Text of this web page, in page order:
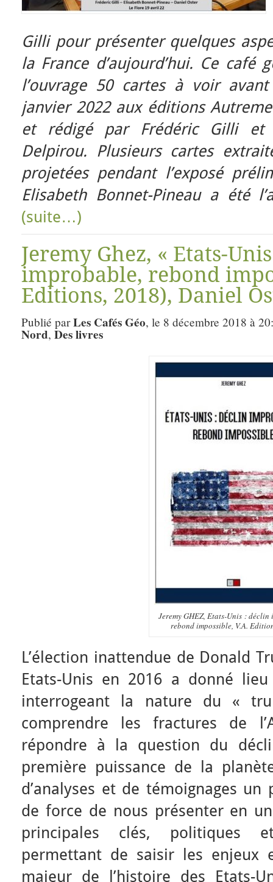
Gilli pour présenter quelques
la France d’aujourd’hui. Ce café
l’ouvrage 50 cartes à voir
janvier 2022 aux éditions
et rédigé par Frédéric Gilli et
Delpirou. Plusieurs cartes
projetées pendant l’exposé
Elisabeth Bonnet-Pineau a été
(suite…)
Jeremy Ghez, « Etats-
improbable, rebond
Editions, 2018), Daniel
Publié parLes Cafés Géo, le 8 décembre 2018 à
Nord, Des livres
Jeremy GHEZ, Etats-Unis : déclin
rebond impossible, V.A.
L’élection inattendue de Donald
Etats-Unis en 2016 a donné
interrogeant la nature du «
comprendre les fractures de
répondre à la question du
première puissance de la
d’analyses et de témoignages
de force de nous présenter en
principales clés, politiques
permettant de saisir les enjeux
majeur de l’histoire des Etats-